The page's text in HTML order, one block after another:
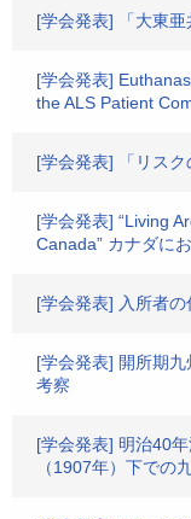
[学会発表] 「大東
[学会発表]
the ALS Patient
[学会発表] 「リス
[学会発表] “Living
Canada” カナダに
[学会発表] 入所者
[学会発表] 開所期
考察
[学会発表] 明治40
（1907年）下での